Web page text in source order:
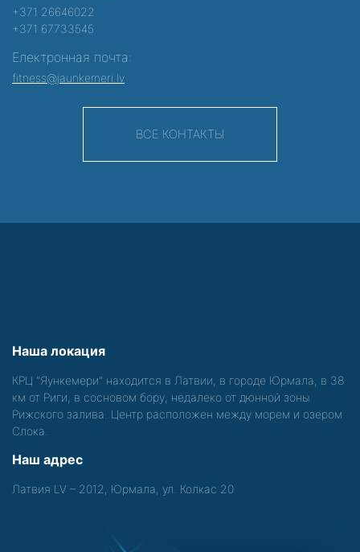
+371 26646022
+371 67733545
Електронная почта:
fitness@jaunkemeri.lv
ВСЕ КОНТАКТЫ
Наша локация
КРЦ "Яункемери" находится в Латвии, в городе Юрмала, в 38
км от Риги, в сосновом бору, недалеко от дюнной зоны
Рижского залива. Центр расположен между морем и озером
Слока.
Наш адрес
Латвия LV – 2012, Юрмала, ул. Колкас 20